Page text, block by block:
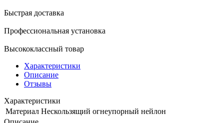
Быстрая доставка
Профессиональная установка
Высококлассный товар
Характеристики
Описание
Отзывы
Характеристики
Материал Нескользящий огнеупорный нейлон